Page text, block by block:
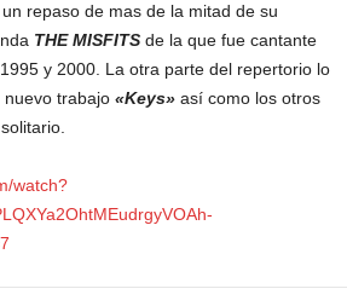
repaso de mas de la mitad de su
THE MISFITS de la que fue cantante
y 2000. La otra parte del repertorio lo
trabajo «Keys» así como los otros
watch?